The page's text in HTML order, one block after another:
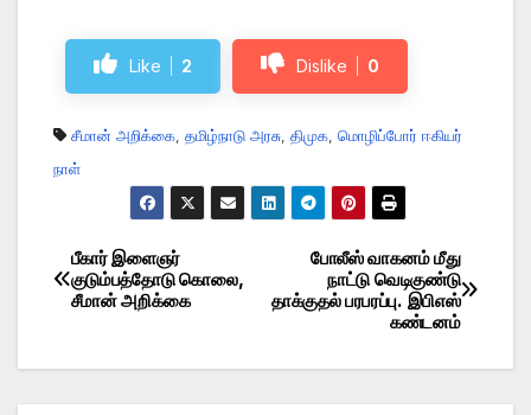
Like 2 Dislike 0
சீமான் அறிக்கை தமிழ்நாடு அரசு திமுக மொழிப்போர் ஈகியர்
நாள்
Post
navigation
போலீஸ் வாகனம் மீது
நாட்டு வெடிகுண்டு
தாக்குதல் பரபரப்பு. இபிஎஸ்
கண்டனம்
பீகார் இளைஞர்
குடும்பத்தோடு கொலை,
சீமான் அறிக்கை